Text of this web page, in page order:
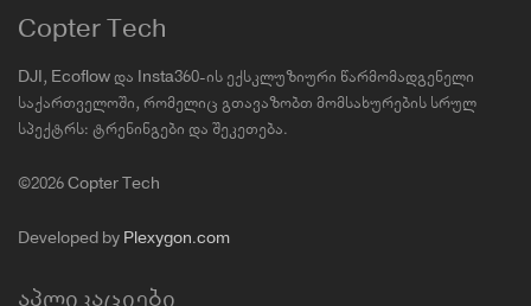
Copter Tech
DJI, Ecoflow და Insta360-ის ექსკლუზიური წარმომადგენელი
საქართველოში, რომელიც გთავაზობთ მომსახურების სრულ
სპექტრს: ტრენინგები და შეკეთება.
©2026 Copter Tech
Developed by Plexygon.com
აპლიკაციები